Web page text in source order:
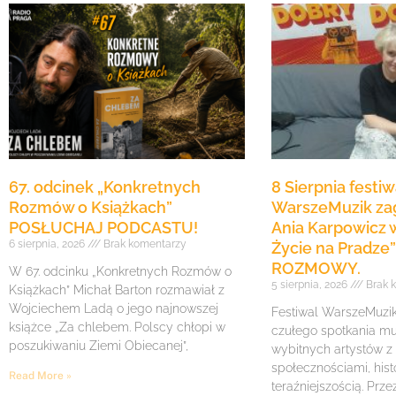
67. odcinek „Konkretnych
Rozmów o Książkach”
POSŁUCHAJ PODCASTU!
6 sierpnia, 2026 Brak komentarzy
W 67. odcinku „Konkretnych Rozmów o
Książkach” Michał Barton rozmawiał z
Wojciechem Ladą o jego najnowszej
książce „Za chlebem. Polscy chłopi w
poszukiwaniu Ziemi Obiecanej”,
Read More »
8 Sierpnia
WarszeMuzik
Ania Karpowicz
Życie na
ROZMOWY.
5 sierpnia, 2026 Brak
Festiwal
czułego spotkania
wybitnych artystów z
społecznościami,
teraźniejszością.